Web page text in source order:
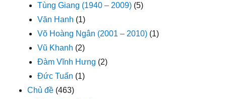
Tùng Giang (1940 – 2009) (5)
Văn Hanh (1)
Võ Hoàng Ngân (2001 – 2010) (1)
Vũ Khanh (2)
Đàm Vĩnh Hưng (2)
Đức Tuấn (1)
Chủ đề (463)